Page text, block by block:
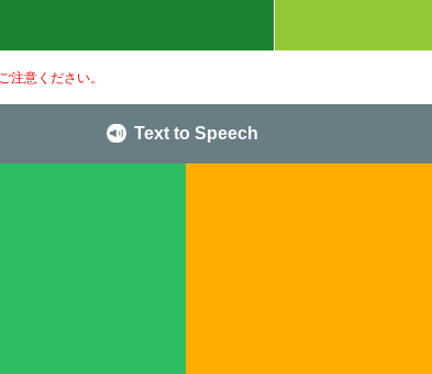
注意ください。
Text to Speech